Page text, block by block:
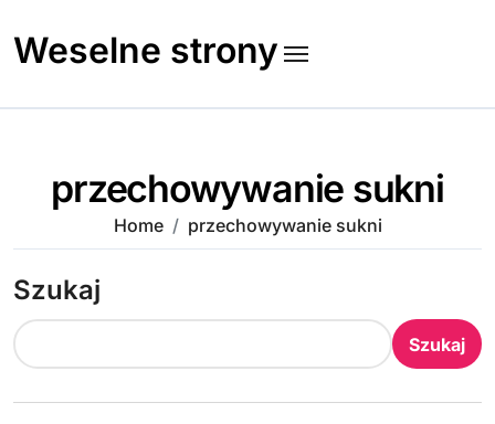
to
content
Weselne strony
przechowywanie sukni
Home przechowywanie sukni
Szukaj
Szukaj